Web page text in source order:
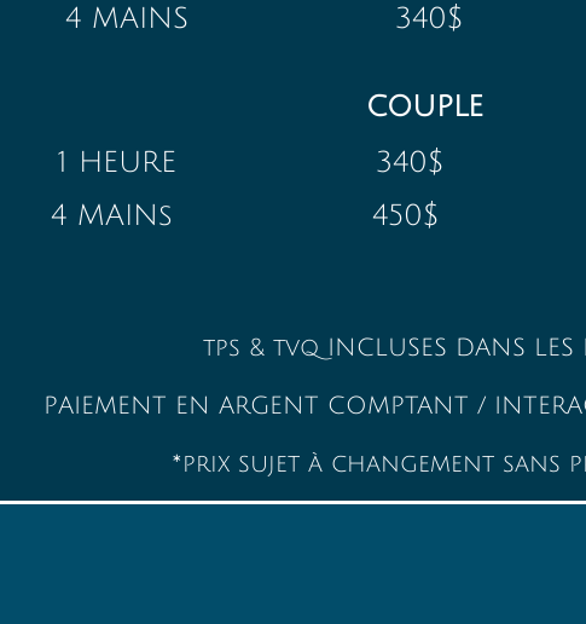
MAINS 340$
couple
HEURE 340$
MAINs 450$
& tvq INCLUSES DANS LES
EN ARGENT COMPTANT /
*prix sujet à changement sans